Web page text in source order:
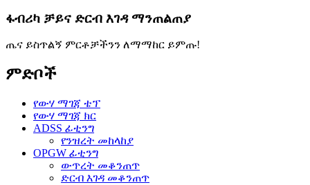
ፋብሪካ ቻይና ድርብ እገዳ ማንጠልጠያ
ጤና ይስጥልኝ ምርቶቻችንን ለማማከር ይምጡ!
ምድቦች
የውሃ ማገጃ ቴፕ
የውሃ ማገጃ ክር
ADSS ፊቲንግ
የንዝረት መከላከያ
OPGW ፊቲንግ
ውጥረት መቆንጠጥ
ድርብ እገዳ መቆንጠጥ